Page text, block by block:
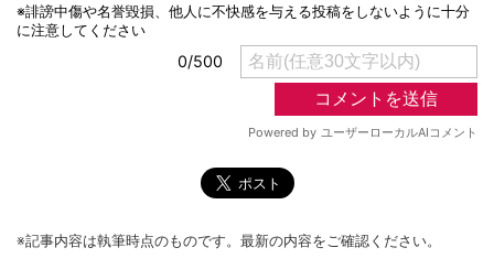
※記事内容は執筆時点のものです。最新の内容をご確認ください。